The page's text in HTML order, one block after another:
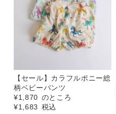
【セール】カラフルポニー総
柄ベビーパンツ
¥1,870 のところ
¥1,683 税込